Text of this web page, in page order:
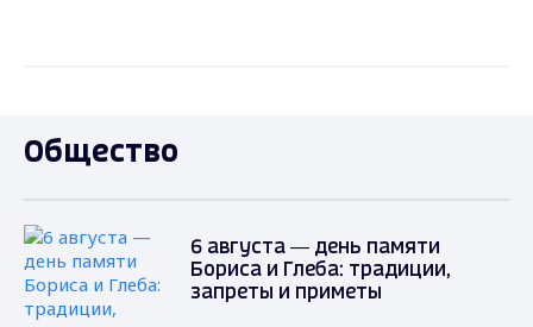
Общество
6 августа — день памяти
Бориса и Глеба: традиции,
запреты и приметы